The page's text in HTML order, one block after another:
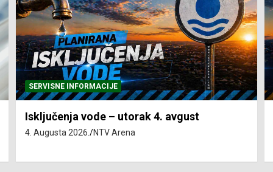
SERVISNE INFORMACIJE
Isključenja vode – utorak 4. avgust
4. Augusta 2026. NTV Arena